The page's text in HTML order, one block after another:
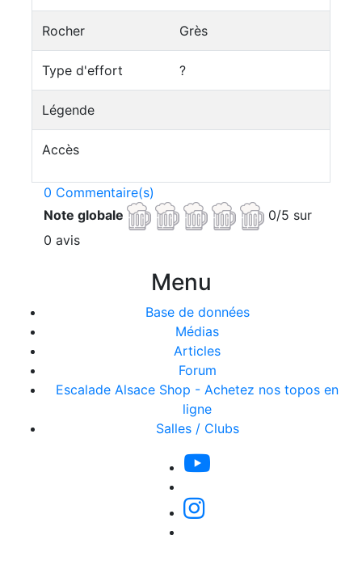
Rocher Grès
Type d'effort ?
Légende
Accès
0 Commentaire(s)
Note globale
0/5 sur
0 avis
Menu
Base de données
Médias
Articles
Forum
Escalade Alsace Shop - Achetez nos topos en
ligne
Salles / Clubs